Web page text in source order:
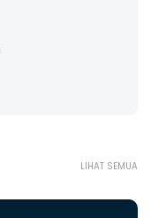
LIHAT SEMUA